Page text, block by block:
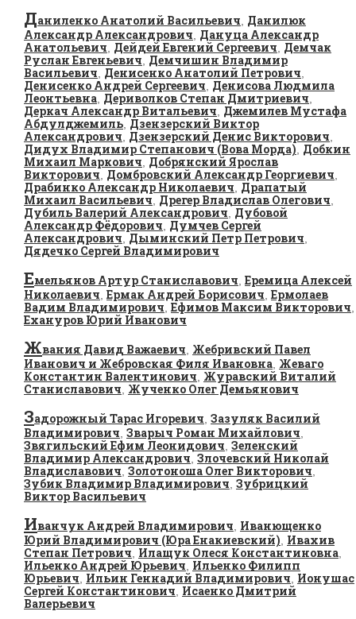
Даниленко Анатолий Васильевич, Данилюк
Александр Александрович, Дануца Александр
Анатольевич, Дейдей Евгений Сергеевич, Демчак
Руслан Евгеньевич, Демчишин Владимир
Васильевич, Денисенко Анатолий Петрович,
Денисенко Андрей Сергеевич, Денисова Людмила
Леонтьевна, Дериволков Степан Дмитриевич,
Деркач Александр Витальевич, Джемилев Мустафа
Абдулджемиль, Дзензерский Виктор
Александрович, Дзензерский Денис Викторович,
Дидух Владимир Степанович (Вова Морда), Добкин
Михаил Маркович, Добрянский Ярослав
Викторович, Домбровский Александр Георгиевич,
Драбинко Александр Николаевич, Драпатый
Михаил Васильевич, Дрегер Владислав Олегович,
Дубиль Валерий Александрович, Дубовой
Александр Фёдорович, Думчев Сергей
Александрович, Дыминский Петр Петрович,
Дядечко Сергей Владимирович
Емельянов Артур Станиславович, Еремица Алексей
Николаевич, Ермак Андрей Борисович, Ермолаев
Вадим Владимирович, Ефимов Максим Викторович,
Ехануров Юрий Иванович
Жвания Давид Важаевич, Жебривский Павел
Иванович и Жебровская Филя Ивановна, Жеваго
Константин Валентинович, Журавский Виталий
Станиславович, Жученко Олег Демьянович
Задорожный Тарас Игоревич, Зазуляк Василий
Владимирович, Зварыч Роман Михайлович,
Звягильский Ефим Леонидович, Зеленский
Владимир Александрович, Злочевский Николай
Владиславович, Золотоноша Олег Викторович,
Зубик Владимир Владимирович, Зубрицкий
Виктор Васильевич
Иванчук Андрей Владимирович, Иванющенко
Юрий Владимирович (Юра Енакиевский), Ивахив
Степан Петрович, Илащук Олеся Константиновна,
Ильенко Андрей Юрьевич, Ильенко Филипп
Юрьевич, Ильин Геннадий Владимирович, Ионушас
Сергей Константинович, Исаенко Дмитрий
Валерьевич